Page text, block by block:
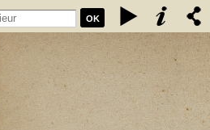
OK
à la petite propriété : extrait
des anciens élèves de l'école
Garonne) / par A. Lacassagne,... -